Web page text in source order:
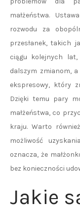
małżeństwa.
rozwodu za
przesłanek, takich
ciągu kolejnych lat,
dalszym zmianom,
ekspresowy, który
Dzięki temu pary
małżeństwa, co
kraju. Warto
możliwość
oznacza, że
bez konieczności
Jakie